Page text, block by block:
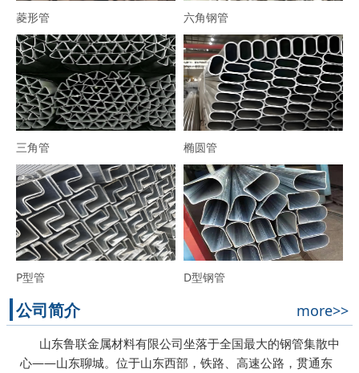
菱形管 六角钢管
三角管 椭圆管
P型管 D型钢管
公司简介 more>>
山东鲁联金属材料有限公司坐落于全国最大的钢管集散中
心——山东聊城。位于山东西部，铁路、高速公路，贯通东